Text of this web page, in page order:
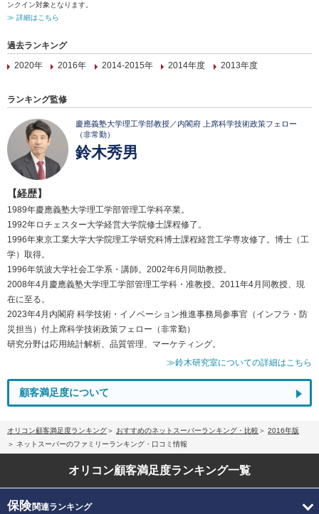
ンクイン対象となります。
≫ 詳細はこちら
過去ランキング
2020年
2016年 2014-2015年 2014年度 2013年度
ランキング監修
慶應義塾大学理工学部教授／内閣府 上席科学技術政策フェロー
（非常勤）
鈴木秀男
【経歴】
1989年慶應義塾大学理工学部管理工学科卒業。
1992年ロチェスター大学経営大学院修士課程修了。
1996年東京工業大学大学院理工学研究科博士課程経営工学専攻修了。博士（工
学）取得。
1996年筑波大学社会工学系・講師。2002年6月同助教授。
2008年4月慶應義塾大学理工学部管理工学科・准教授。2011年4月同教授、現
在に至る。
2023年4月内閣府 科学技術・イノベーション推進事務局参事官（インフラ・防
災担当）付上席科学技術政策フェロー（非常勤）
研究分野は応用統計解析、品質管理、マーケティング。
≫鈴木研究室についての詳細はこちら
顧客満足度について
オリコン顧客満足度ランキング おすすめのネットスーパーランキング・比較
2016年版
ネットスーパーのファミリーランキング・口コミ情報
オリコン顧客満足度ランキング一覧
保険関連ランキング